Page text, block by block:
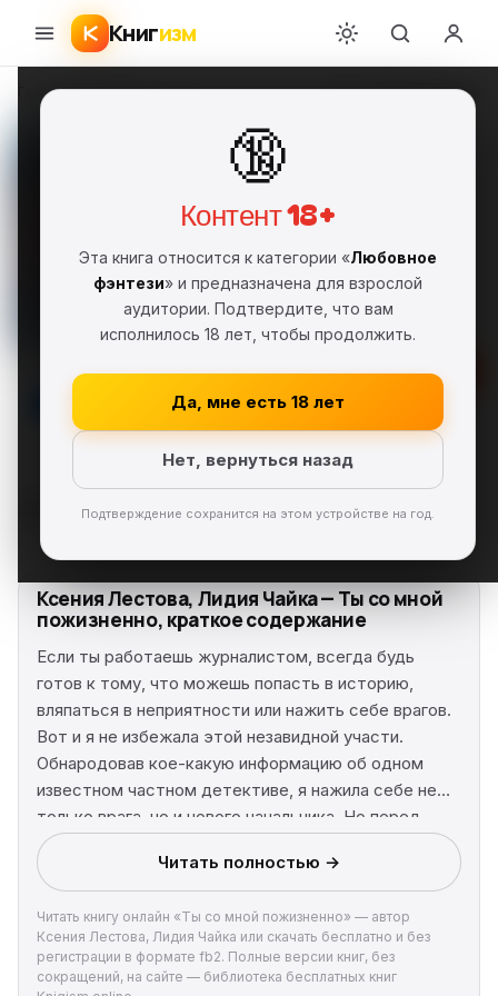
Книгизм
🔞
Контент 18+
Эта книга относится к категории «Любовное
фэнтези» и предназначена для взрослой
аудитории. Подтвердите, что вам
исполнилось 18 лет, чтобы продолжить.
Да, мне есть 18 лет
Нет, вернуться назад
Подтверждение сохранится на этом устройстве на год.
Главная›Любовное фэнтези›Ксения Лестова›Ты со мной пожизненно
Ты со мной пожизненно
Ксения Лестова
Серия: Хрустальный (#4)
Скачать FB2
В библиотеку
Ксения Лестова, Лидия Чайка — Ты со мной
пожизненно, краткое содержание
Если ты работаешь журналистом, всегда будь
готов к тому, что можешь попасть в историю,
вляпаться в неприятности или нажить себе врагов.
Вот и я не избежала этой незавидной участи.
Обнародовав кое-какую информацию об одном
известном частном детективе, я нажила себе не
только врага, но и нового начальника. Но перед
этим Вильям Фораст подал на меня в суд. Итогом
судебного разбирательства и стало столь
несправедливое наказание. Мне нужно было
отработать у него всего два месяца. И если бы его
устроила моя работа, я бы стала свободной не
только от решения суда, но и от общества
Читать полностью →
Читать книгу онлайн «Ты со мной пожизненно» — автор
Ксения Лестова, Лидия Чайка или скачать бесплатно и без
регистрации в формате fb2. Полные версии книг, без
сокращений, на сайте — библиотека бесплатных книг